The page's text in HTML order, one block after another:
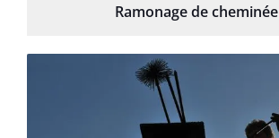
Ramonage de cheminée